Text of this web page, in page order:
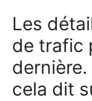
Les
de trafic
dernière.
cela dit